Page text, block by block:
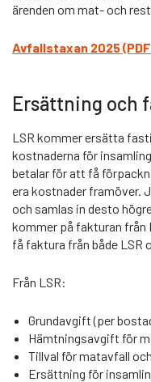
ärenden om mat- och
Avfallstaxan 2025
Ersättning och
LSR kommer ersätta
kostnaderna för
betalar för att få
era kostnader framöver.
och samlas in desto
kommer på fakturan från
få faktura från både LSR
Från LSR:
Grundavgift (per
Hämtningsavgift för
Tillval för matavfall
Ersättning för